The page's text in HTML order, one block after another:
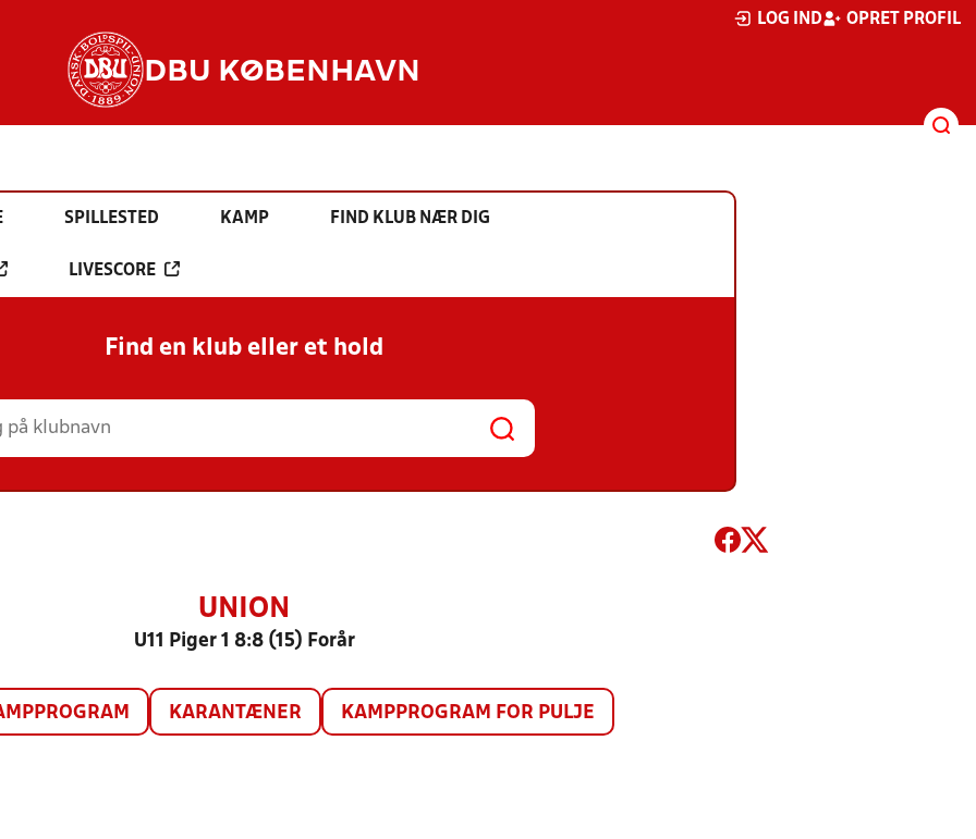
LOG IND OPRET PROFIL
DBU KØBENHAVN
SPILLESTED KAMP FIND KLUB NÆR DIG
LIVESCORE
Find en klub eller et hold
UNION
U11 Piger 1 8:8 (15) Forår
KARANTÆNER KAMPPROGRAM FOR PULJE